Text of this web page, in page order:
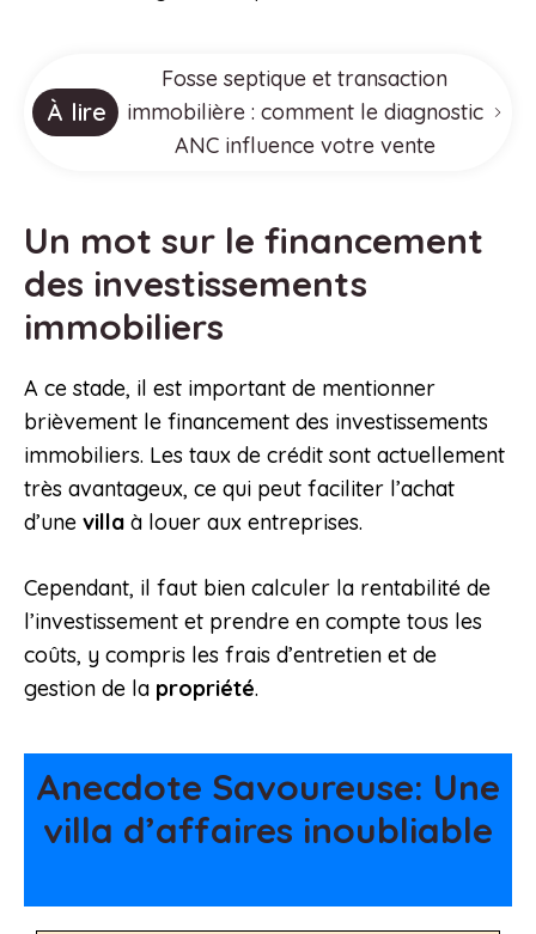
À lire
Fosse septique et transaction
immobilière : comment le diagnostic
ANC influence votre vente
Un mot sur le financement
des investissements
immobiliers
A ce stade, il est important de mentionner
brièvement le financement des investissements
immobiliers. Les taux de crédit sont actuellement
très avantageux, ce qui peut faciliter l’achat
d’une villa à louer aux entreprises.
Cependant, il faut bien calculer la rentabilité de
l’investissement et prendre en compte tous les
coûts, y compris les frais d’entretien et de
gestion de la propriété.
Anecdote Savoureuse: Une
villa d’affaires inoubliable